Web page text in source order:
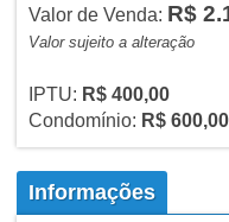
Valor de Venda: R$
Valor sujeito a alteração
IPTU: R$ 400,00
Condomínio: R$ 600,00
Informações